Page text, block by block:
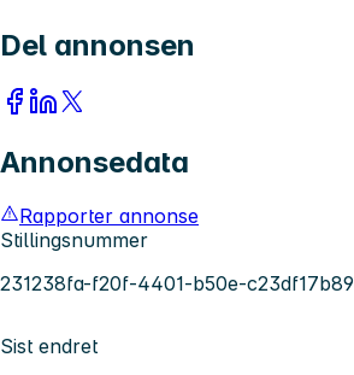
Del annonsen
Annonsedata
Rapporter annonse
Stillingsnummer
231238fa-f20f-4401-b50e-
Sist endret